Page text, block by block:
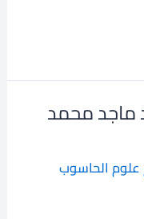
ماجد محمد
الحاسوب